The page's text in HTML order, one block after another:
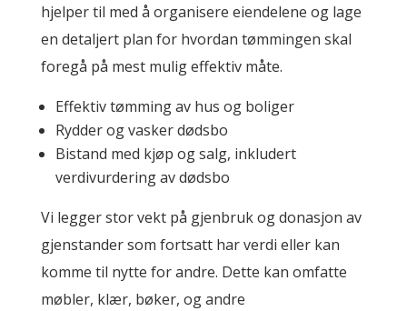
hjelper til med å organisere eiendelene og lage
en detaljert plan for hvordan tømmingen skal
foregå på mest mulig effektiv måte.
Effektiv tømming av hus og boliger
Rydder og vasker dødsbo
Bistand med kjøp og salg, inkludert
verdivurdering av dødsbo
Vi legger stor vekt på gjenbruk og donasjon av
gjenstander som fortsatt har verdi eller kan
komme til nytte for andre. Dette kan omfatte
møbler, klær, bøker, og andre